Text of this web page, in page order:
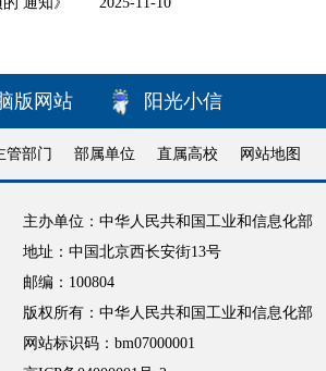
版网站 阳光小信
管部门 部属单位 直属高校 网站地图
主办单位：中华人民共和国工业和信息化部
地址：中国北京西长安街13号
邮编：100804
版权所有：中华人民共和国工业和信息化部
网站标识码：bm07000001